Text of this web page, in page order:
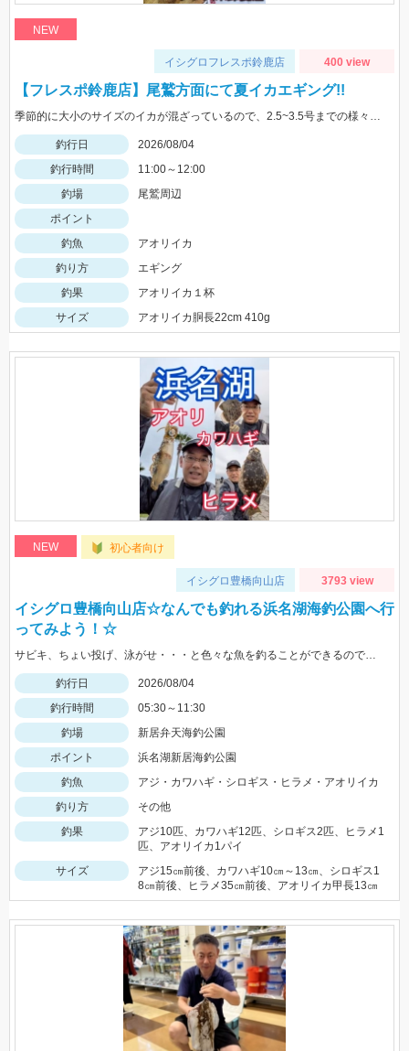
NEW
イシグロフレスポ鈴鹿店 400 view
【フレスポ鈴鹿店】尾鷲方面にて夏イカエギング!!
季節的に大小のサイズのイカが混ざっているので、2.5~3.5号までの様々なサイズを持っていきましょう!!
釣行日
2026/08/04
釣行時間
11:00～12:00
釣場
尾鷲周辺
ポイント
釣魚
アオリイカ
釣り方
エギング
釣果
アオリイカ１杯
サイズ
アオリイカ胴長22cm 410g
NEW 初心者向け
イシグロ豊橋向山店 3793 view
イシグロ豊橋向山店☆なんでも釣れる浜名湖海釣公園へ行
ってみよう！☆
サビキ、ちょい投げ、泳がせ・・・と色々な魚を釣ることができるので仕掛けも何種類か用意していけば楽しむことができますよ！
釣行日
2026/08/04
釣行時間
05:30～11:30
釣場
新居弁天海釣公園
ポイント
浜名湖新居海釣公園
釣魚
アジ・カワハギ・シロギス・ヒラメ・アオリイカ
釣り方
その他
釣果
アジ10匹、カワハギ12匹、シロギス2匹、ヒラメ1
匹、アオリイカ1パイ
サイズ
アジ15㎝前後、カワハギ10㎝～13㎝、シロギス1
8㎝前後、ヒラメ35㎝前後、アオリイカ甲長13㎝